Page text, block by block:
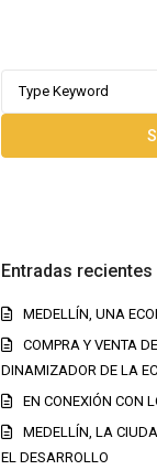
Entradas recientes
MEDELLÍN, UNA
COMPRA Y VENTA
DINAMIZADOR DE LA
EN CONEXIÓN CON
MEDELLÍN, LA
EL DESARROLLO